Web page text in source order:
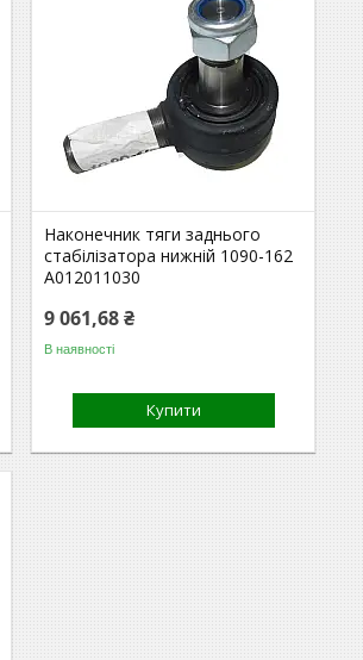
Наконечник тяги заднього
стабілізатора нижній 1090-162
A012011030
9 061,68 ₴
В наявності
Купити